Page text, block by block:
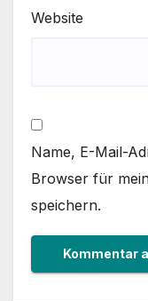
Website
Name, E-Mail-
Browser für
speichern.